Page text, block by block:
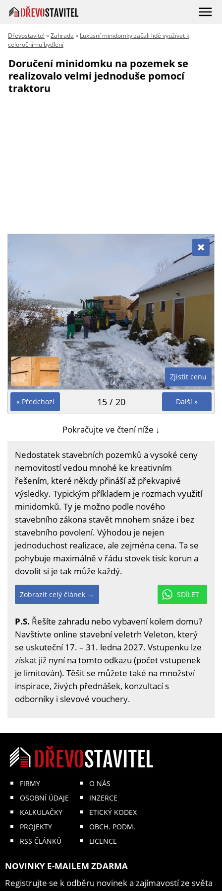
Dřevostavitel »Zahrada » Luxusní minidomky začali lidé využívat k
celoročnímu bydlení
Doručení minidomku na pozemek se
realizovalo velmi jednoduše pomocí
traktoru
Zjistit cenu
« Předchozí Další »
15 / 20
Pokračujte ve čtení níže ↓
Nedostatek stavebních pozemků a vysoké ceny
nemovitostí vedou mnohé ke kreativním
řešením, které někdy přináší až překvapivé
výsledky. Typickým příkladem je rozmach využití
minidomků. Ty je možno podle nového
stavebního zákona stavět mnohem snáze i bez
stavebního povolení. Výhodou je nejen
jednoduchost realizace, ale zejména cena. Ta se
pohybuje maximálně v řádu stovek tisíc korun a
dovolit si je tak může každý.
SDÍLET
Zobrazit celý článek →
P.S. Řešíte zahradu nebo vybavení kolem domu?
Navštivte online stavební veletrh Veleton, který
se uskuteční 17. – 31. ledna 2027. Vstupenku lze
získat již nyní na tomto odkazu (počet vstupenek
je limitován). Těšit se můžete také na množství
inspirace, živých přednášek, konzultací s
odborníky i slevové vouchery.
FIRMY
OSOBNÍ ÚDAJE
KALKULAČKY
PROJEKTY
RSS ČLÁNKŮ
O NÁS
INZERCE
ETICKÝ KODEX
OBCH. PODM.
LICENCE
NOVINKY E-MAILEM ZDARMA
Registrujte se k odběru novinek a zajímavostí ze světa